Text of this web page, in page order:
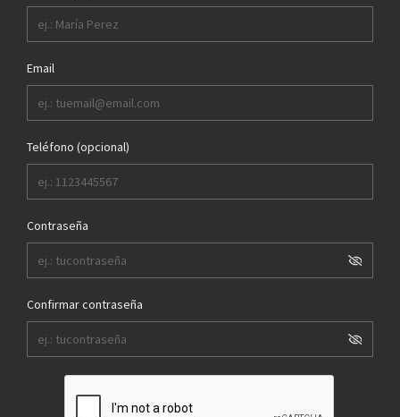
Email
Teléfono (opcional)
Contraseña
Confirmar contraseña